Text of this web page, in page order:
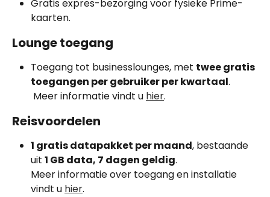
Gratis expres-bezorging voor fysieke Prime-
kaarten.
Lounge toegang
Toegang tot businesslounges, met twee gratis
toegangen per gebruiker per kwartaal.
Meer informatie vindt u hier.
Reisvoordelen
1 gratis datapakket per maand, bestaande
uit 1 GB data, 7 dagen geldig.
Meer informatie over toegang en installatie
vindt u hier.